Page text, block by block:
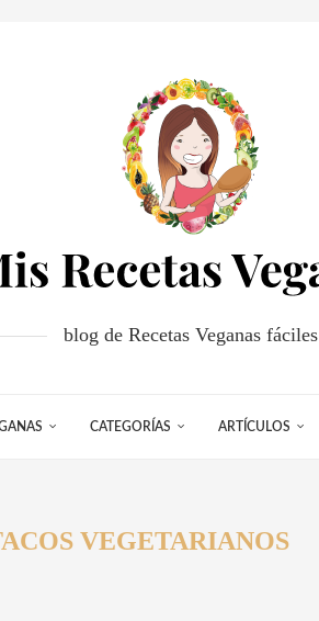
blog de Recetas Veganas fáciles
CATEGORÍAS ARTÍCULOS
VEGETARIANOS